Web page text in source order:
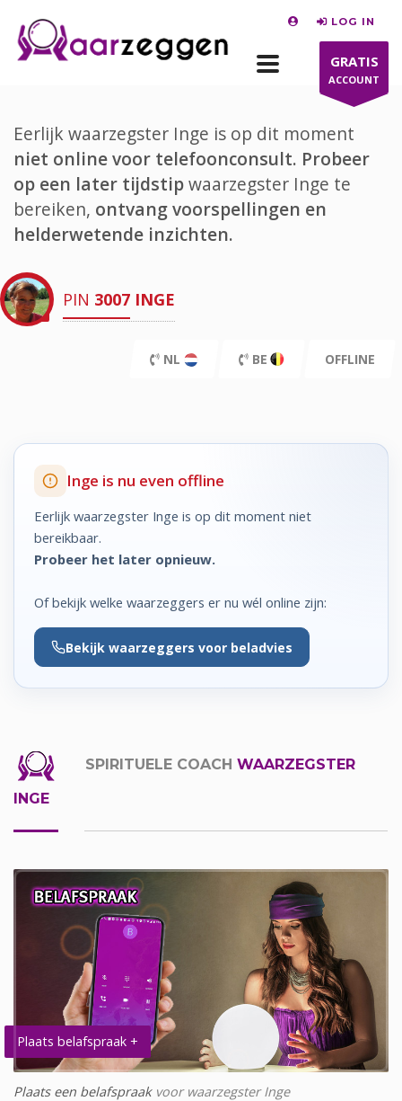
LOG IN
GRATIS
ACCOUNT
Eerlijk waarzegster Inge is op dit moment
niet online voor telefoonconsult. Probeer
op een later tijdstipwaarzegster Inge te
bereiken, ontvang voorspellingen en
helderwetende inzichten.
PIN 3007 INGE
NL BE OFFLINE
Inge is nu even offline
Eerlijk waarzegster Inge is op dit moment niet
bereikbaar.
Probeer het later opnieuw.
Of bekijk welke waarzeggers er nu wél online zijn:
Bekijk waarzeggers voor beladvies
SPIRITUELE COACH WAARZEGSTER
INGE
Plaats belafspraak +
Plaats een belafspraakvoor waarzegster Inge